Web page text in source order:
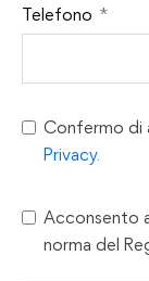
Telefono
Confermo di
Privacy.
Acconsento
norma del